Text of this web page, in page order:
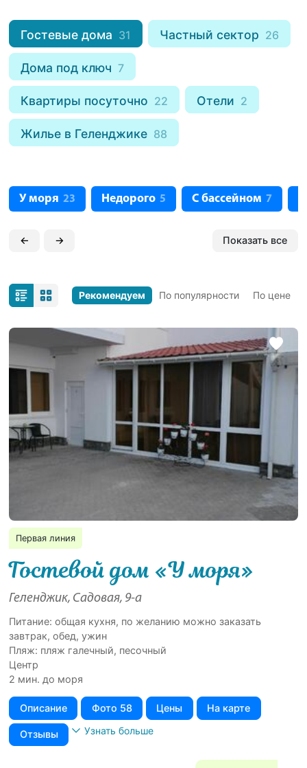
Гостевые дома 31 Частный сектор 26
Дома под ключ 7
Квартиры посуточно 22 Отели 2
Жилье в Геленджике 88
У моря 23 Недорого 5 С бассейном 7
← → Показать все
Рекомендуем По популярности По цене
Первая линия
Гостевой дом «У моря»
Геленджик, Садовая, 9-а
Питание: общая кухня, по желанию можно заказать
завтрак, обед, ужин
Пляж: пляж галечный, песочный
Центр
2 мин. до моря
Описание Фото 58 Цены На карте
Отзывы Узнать больше